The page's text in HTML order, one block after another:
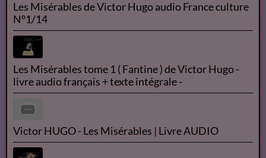
Les Misérables de Victor Hugo audio France culture
N°1/14
Les Misérables tome 1 ( Fantine ) de Victor Hugo -
livre audio français + texte intégrale -
Victor HUGO - Les Misérables | Livre AUDIO